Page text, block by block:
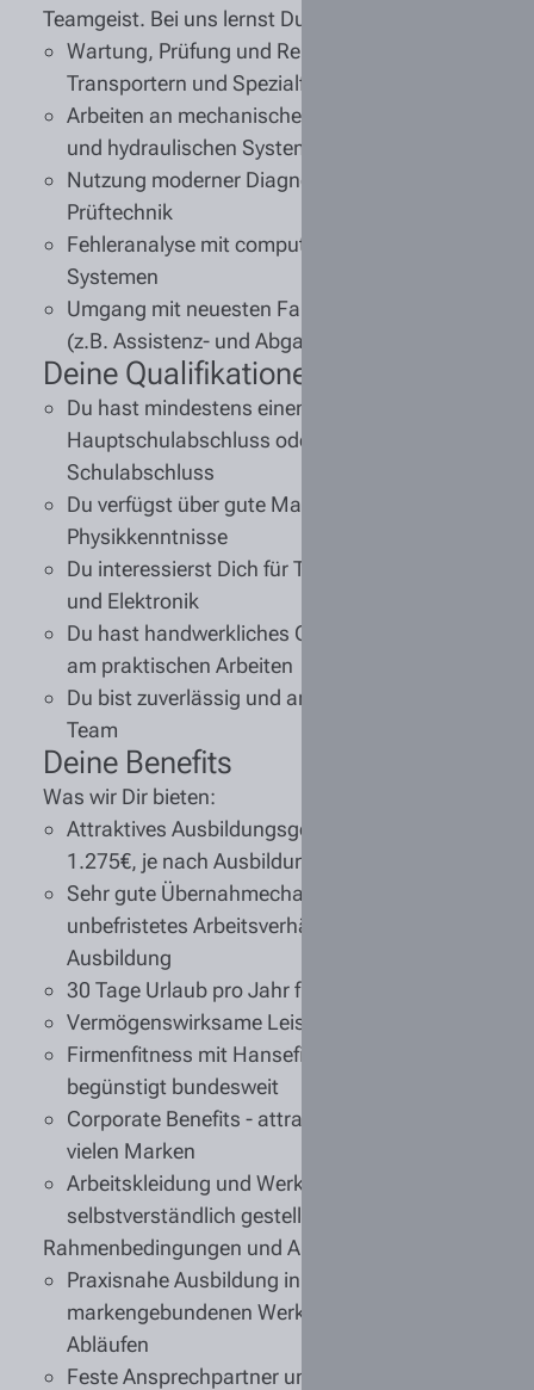
Teamgeist. Bei uns lernst Du unter anderem:
Wartung, Prüfung und Reparatur
Transportern und Spezialfahrzeugen
Arbeiten an mechanischen, elektronischen
und hydraulischen Systemen
Nutzung moderner Diagnose-
Prüftechnik
Fehleranalyse mit computergestützten
Systemen
Umgang mit neuesten Fahrzeugtechnologien
(z.B. Assistenz- und Abgassysteme)
Deine Qualifikationen
Du hast mindestens einen
Hauptschulabschluss oder
Schulabschluss
Du verfügst über gute Mathematik
Physikkenntnisse
Du interessierst Dich fürTechnik, Fahrzeuge
und Elektronik
Du hast handwerkliches Geschick und Spaß
am praktischen Arbeiten
Du bist zuverlässig und arbeitest gerne im
Team
Deine Benefits
Was wir Dir bieten:
Attraktives Ausbildungsgehalt
1.275€, je nach Ausbildungsjahr
Sehr gute Übernahmechancen
unbefristetes Arbeitsverhältnis nach der
Ausbildung
30 Tage Urlaubpro Jahr für Deine Erholung
Vermögenswirksame Leistungen
Firmenfitness mit Hansefit & EGYM
begünstigt bundesweit
Corporate Benefits - attraktive Rabatte bei
vielen Marken
Arbeitskleidung und Werkzeug werden
selbstverständlich gestellt
Rahmenbedingungen und Arbeitsrealität:
Praxisnahe Ausbildung in einer
markengebundenen Werkstatt mit klaren
Abläufen
Feste Ansprechpartnerund Ausbilder, die